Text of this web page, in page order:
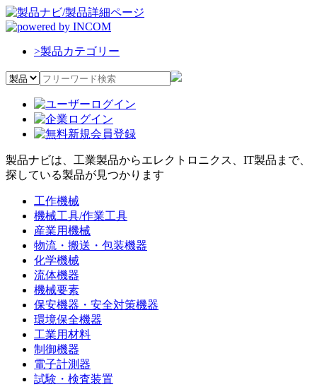
>製品カテゴリー
製品ナビは、工業製品からエレクトロニクス、IT製品まで、
探している製品が見つかります
工作機械
機械工具/作業工具
産業用機械
物流・搬送・包装機器
化学機械
流体機器
機械要素
保安機器・安全対策機器
環境保全機器
工業用材料
制御機器
電子計測器
試験・検査装置